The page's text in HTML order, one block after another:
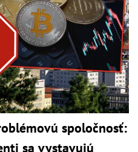
spoločnosť:
sa vystavujú